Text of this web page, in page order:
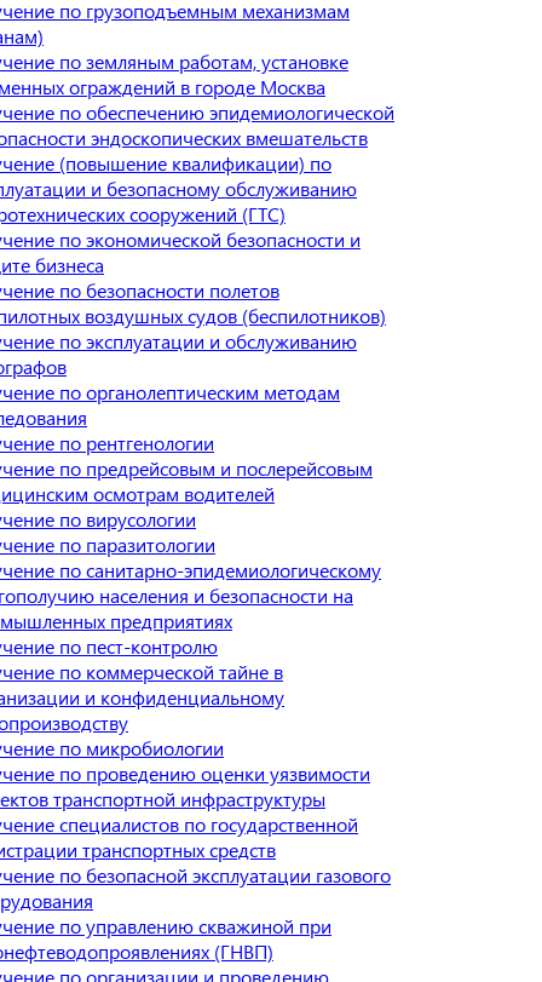
по грузоподъемным механизмам
по земляным работам, установке
ограждений в городе Москва
по обеспечению эпидемиологической
эндоскопических вмешательств
(повышение квалификации) по
и безопасному обслуживанию
сооружений (ГТС)
по экономической безопасности и
бизнеса
по безопасности полетов
воздушных судов (беспилотников)
по эксплуатации и обслуживанию
по органолептическим методам
по рентгенологии
по предрейсовым и послерейсовым
осмотрам водителей
по вирусологии
по паразитологии
по санитарно-эпидемиологическому
населения и безопасности на
предприятиях
по пест-контролю
по коммерческой тайне в
и конфиденциальному
по микробиологии
по проведению оценки уязвимости
транспортной инфраструктуры
специалистов по государственной
транспортных средств
по безопасной эксплуатации газового
по управлению скважиной при
(ГНВП)
по организации и проведению